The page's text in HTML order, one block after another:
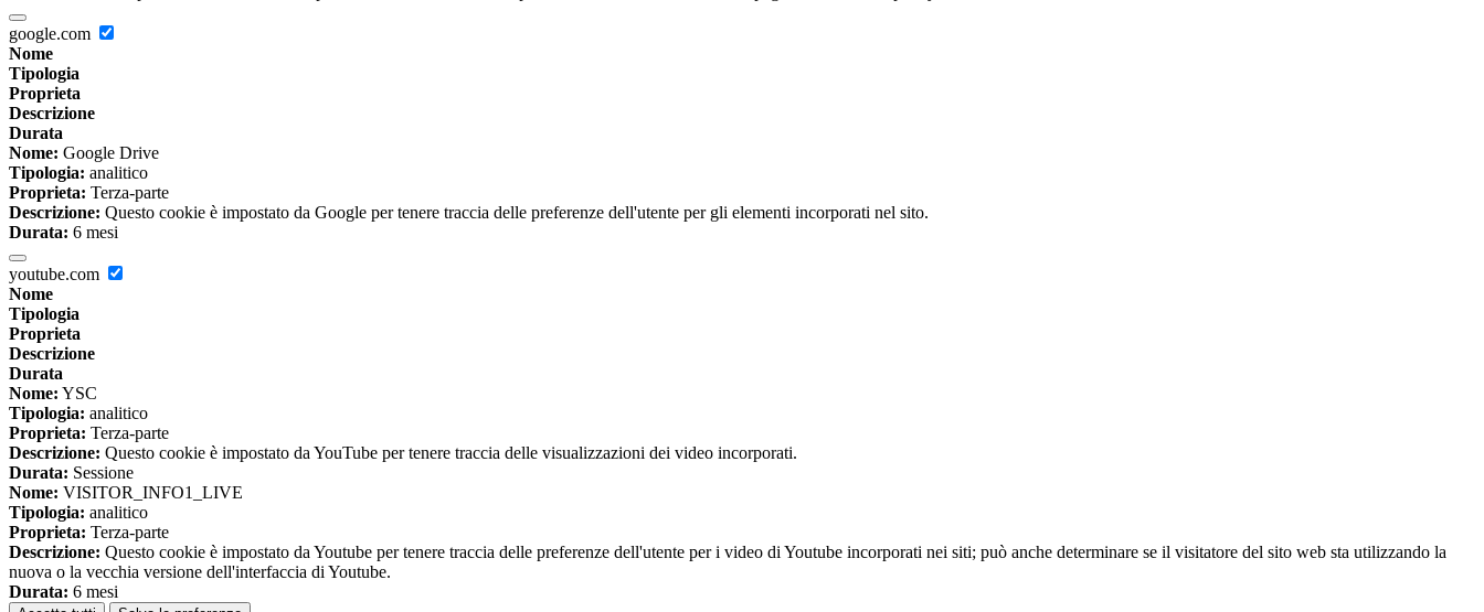
google.com
Nome
Tipologia
Proprieta
Descrizione
Durata
Nome: Google Drive
Tipologia: analitico
Proprieta: Terza-parte
Descrizione: Questo cookie è impostato da Google per tenere traccia delle preferenze dell'utente per gli elementi incorporati nel sito.
Durata: 6 mesi
youtube.com
Nome
Tipologia
Proprieta
Descrizione
Durata
Nome: YSC
Tipologia: analitico
Proprieta: Terza-parte
Descrizione: Questo cookie è impostato da YouTube per tenere traccia delle visualizzazioni dei video incorporati.
Durata: Sessione
Nome: VISITOR_INFO1_LIVE
Tipologia: analitico
Proprieta: Terza-parte
Descrizione: Questo cookie è impostato da Youtube per tenere traccia delle preferenze dell'utente per i video di Youtube incorporati nei siti; può anche determinare se il visitatore del sito web sta utilizzando la
nuova o la vecchia versione dell'interfaccia di Youtube.
Durata: 6 mesi